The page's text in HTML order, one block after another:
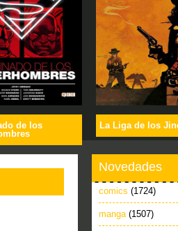
de los
La Liga de los
Novedades
comics (1724)
manga (1507)